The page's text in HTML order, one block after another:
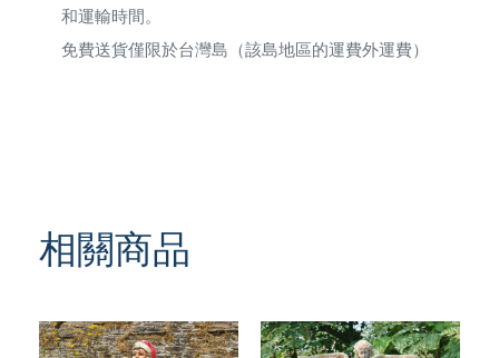
和運輸時間。
免費送貨僅限於台灣島（該島地區的運費外運費）
相關商品
TREND TREND